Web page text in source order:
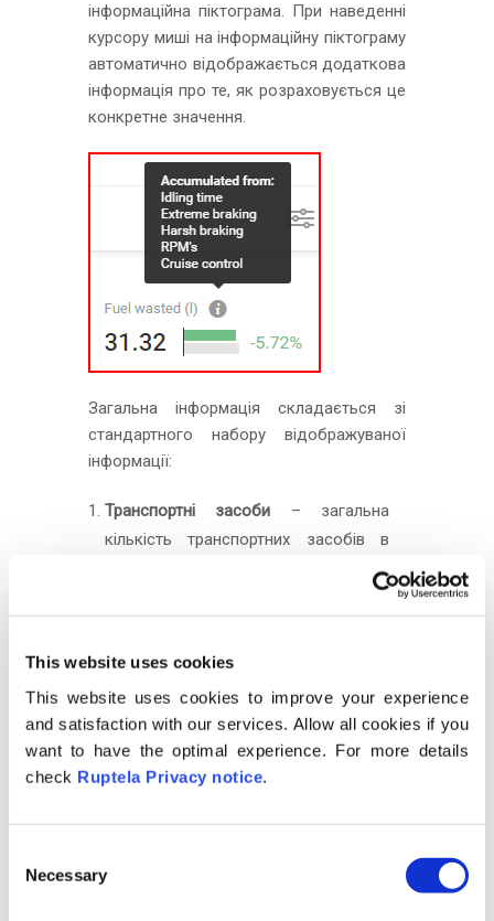
This website uses cookies
This website uses cookies to improve your experience
and satisfaction with our services. Allow all cookies if you
want to have the optimal experience. For more details
check Ruptela Privacy notice.
Necessary
інформаційна піктограма. При наведенні
курсору миші на інформаційну піктограму
автоматично відображається додаткова
інформація про те, як розраховується це
конкретне значення.
Загальна інформація складається зі
стандартного набору відображуваної
інформації:
Транспортні засоби – загальна
кількість транспортних засобів в
автопарку, які підтримують еко-
водіння (транспортні засоби, які не
FM-пристрої, старі моделі
відображаються, але вони
відмічаються в нижній лівій частині
вікна, як це описано нижче);